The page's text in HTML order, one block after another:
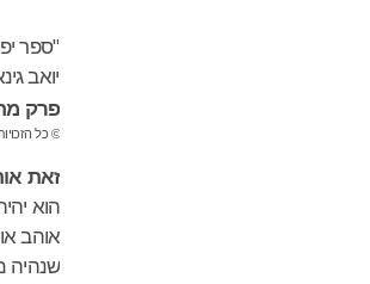
"ספר
יואב
פרק
© כל הזכויות שמורות 2005-
זאת
הוא
אוהב
שנהיה